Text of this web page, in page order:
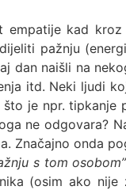
kad
pažnju
dan naišli na
itd. Neki ljudi
je npr.
ne odgovara?
Značajno onda
s tom osobom”
(osim ako